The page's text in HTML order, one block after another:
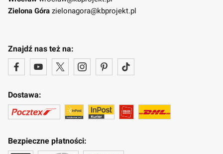
Zielona Góra zielonagora@kbprojekt.pl
Znajdź nas też na:
Dostawa:
Bezpieczne płatności: